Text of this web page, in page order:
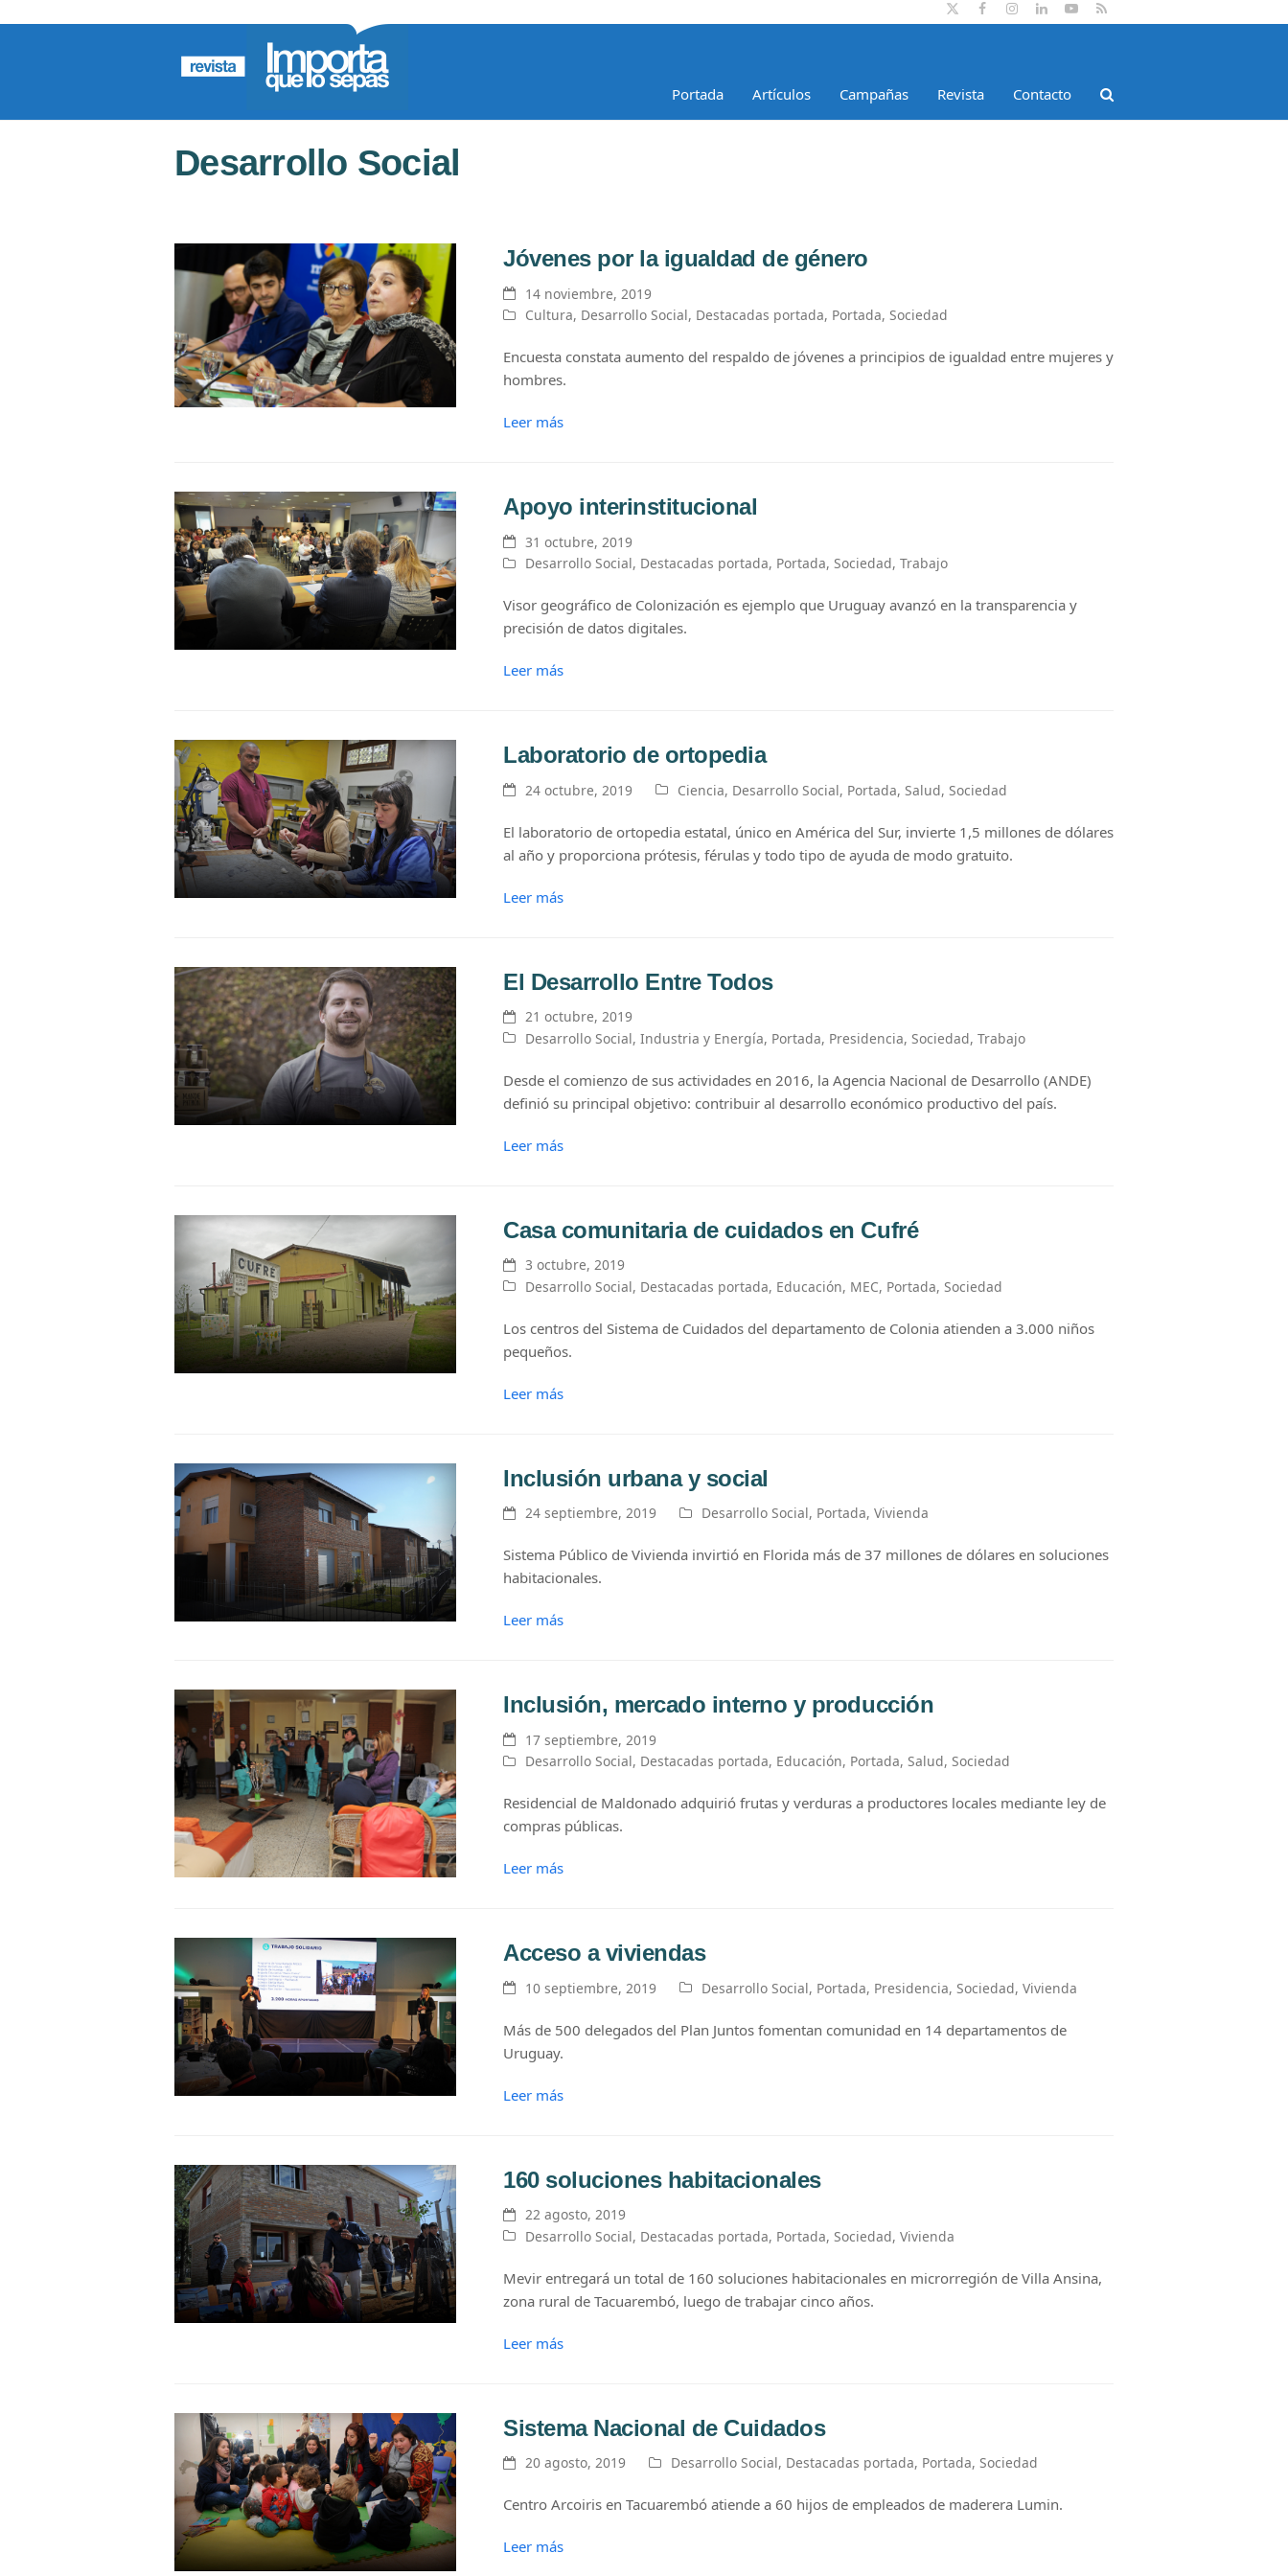
TwitterFacebookInstagram
LinkedIn
YouTube
RSS
Portada Artículos Campañas Revista Contacto
Desarrollo Social
Jóvenes por la igualdad de género
14 noviembre, 2019
Cultura, Desarrollo Social, Destacadas portada, Portada, Sociedad
Encuesta constata aumento del respaldo de jóvenes a principios de igualdad entre mujeres y
hombres.
Leer más
Apoyo interinstitucional
31 octubre, 2019
Desarrollo Social, Destacadas portada, Portada, Sociedad, Trabajo
Visor geográfico de Colonización es ejemplo que Uruguay avanzó en la transparencia y
precisión de datos digitales.
Leer más
Laboratorio de ortopedia
24 octubre, 2019 Ciencia, Desarrollo Social, Portada, Salud, Sociedad
El laboratorio de ortopedia estatal, único en América del Sur, invierte 1,5 millones de dólares
al año y proporciona prótesis, férulas y todo tipo de ayuda de modo gratuito.
Leer más
El Desarrollo Entre Todos
21 octubre, 2019
Desarrollo Social, Industria y Energía, Portada, Presidencia, Sociedad, Trabajo
Desde el comienzo de sus actividades en 2016, la Agencia Nacional de Desarrollo (ANDE)
definió su principal objetivo: contribuir al desarrollo económico productivo del país.
Leer más
Casa comunitaria de cuidados en Cufré
3 octubre, 2019
Desarrollo Social, Destacadas portada, Educación, MEC, Portada, Sociedad
Los centros del Sistema de Cuidados del departamento de Colonia atienden a 3.000 niños
pequeños.
Leer más
Inclusión urbana y social
24 septiembre, 2019 Desarrollo Social, Portada, Vivienda
Sistema Público de Vivienda invirtió en Florida más de 37 millones de dólares en soluciones
habitacionales.
Leer más
Inclusión, mercado interno y producción
17 septiembre, 2019
Desarrollo Social, Destacadas portada, Educación, Portada, Salud, Sociedad
Residencial de Maldonado adquirió frutas y verduras a productores locales mediante ley de
compras públicas.
Leer más
Acceso a viviendas
10 septiembre, 2019 Desarrollo Social, Portada, Presidencia, Sociedad, Vivienda
Más de 500 delegados del Plan Juntos fomentan comunidad en 14 departamentos de
Uruguay.
Leer más
160 soluciones habitacionales
22 agosto, 2019
Desarrollo Social, Destacadas portada, Portada, Sociedad, Vivienda
Mevir entregará un total de 160 soluciones habitacionales en microrregión de Villa Ansina,
zona rural de Tacuarembó, luego de trabajar cinco años.
Leer más
Sistema Nacional de Cuidados
20 agosto, 2019 Desarrollo Social, Destacadas portada, Portada, Sociedad
Centro Arcoiris en Tacuarembó atiende a 60 hijos de empleados de maderera Lumin.
Leer más